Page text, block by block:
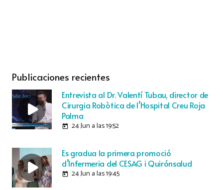
Publicaciones recientes
Entrevista al Dr. Valentí Tubau, director de
Cirurgia Robòtica de l’Hospital Creu Roja
Palma
today 24 Jun a las 19:52
Es gradua la primera promoció
d’Infermeria del CESAG i Quirónsalud
today 24 Jun a las 19:45